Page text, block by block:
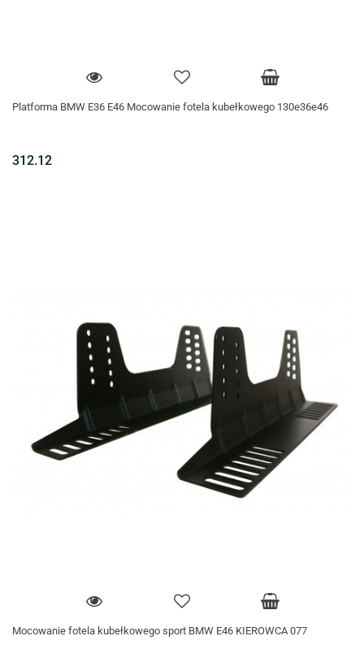
Platforma BMW E36 E46 Mocowanie fotela kubełkowego 130e36e46
312.12
Mocowanie fotela kubełkowego sport BMW E46 KIEROWCA 077